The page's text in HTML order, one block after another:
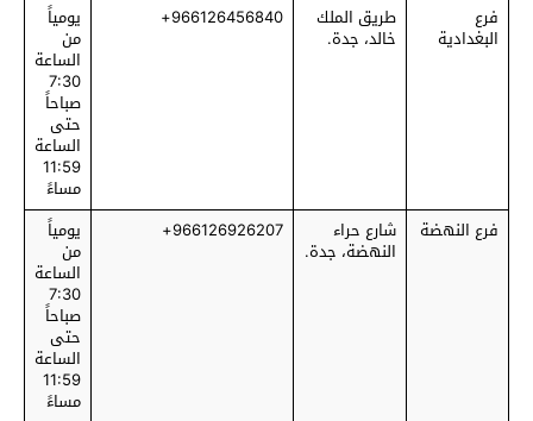
فرع
البغدادية
طريق الملك
خالد، جدة.
966126456840+ يومياً
من
الساعة
7:30
صباحاً
حتى
الساعة
11:59
مساءً
فرع النهضة
شارع حراء
النهضة، جدة.
966126926207+ يومياً
من
الساعة
7:30
صباحاً
حتى
الساعة
11:59
مساءً